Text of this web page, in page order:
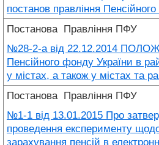
постанов правління
Постанова Правління ПФУ
№28-2-a від 22.12.2014
Пенсійного фонду України в
у містах, а також у містах та
Постанова Правління ПФУ
№1-1 від 13.01.2015 Про
проведення експерименту
зарахування пенсій в